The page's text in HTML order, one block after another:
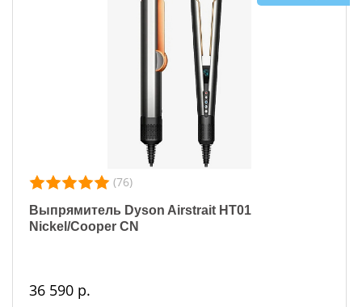
(76)
Выпрямитель Dyson Airstrait HT01
Nickel/Cooper CN
36 590 р.